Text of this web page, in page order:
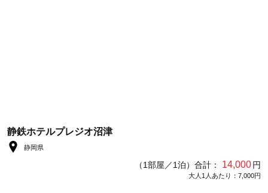
静鉄ホテルプレジオ沼津
静岡県
（1部屋／1泊）合計： 14,000円
大人1人あたり：7,000円